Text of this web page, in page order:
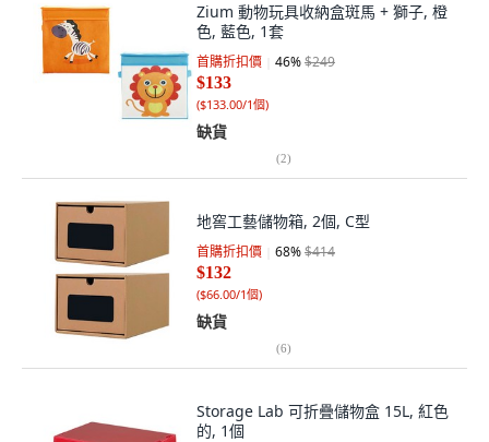
Zium 動物玩具收納盒斑馬 + 獅子, 橙
色, 藍色, 1套
首購折扣價 46%$249
$133
($133.00/1個)
缺貨
(2)
地窖工藝儲物箱, 2個, C型
首購折扣價 68%$414
$132
($66.00/1個)
缺貨
(6)
Storage Lab 可折疊儲物盒 15L, 紅色
的, 1個